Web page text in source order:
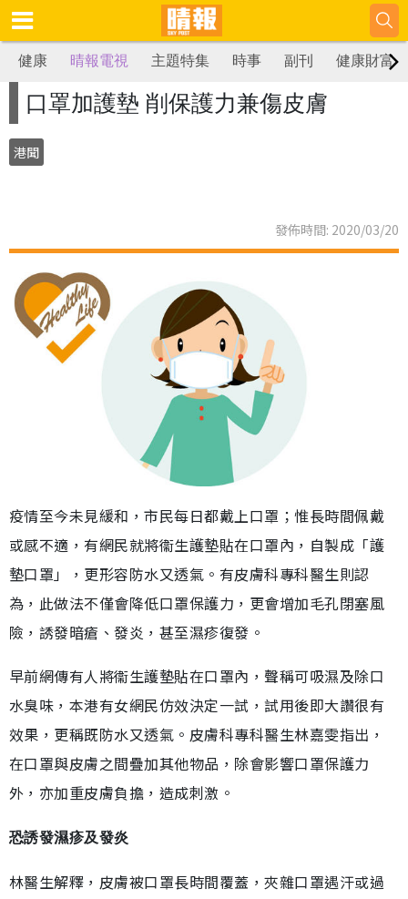
健康 晴報電視 主題特集 時事 副刊 健康財富
口罩加護墊 削保護力兼傷皮膚
港聞
發佈時間: 2020/03/20
疫情至今未見緩和，市民每日都戴上口罩；惟長時間佩戴
或感不適，有網民就將衞生護墊貼在口罩內，自製成「護
墊口罩」，更形容防水又透氣。有皮膚科專科醫生則認
為，此做法不僅會降低口罩保護力，更會增加毛孔閉塞風
險，誘發暗瘡、發炎，甚至濕疹復發。
早前網傳有人將衞生護墊貼在口罩內，聲稱可吸濕及除口
水臭味，本港有女網民仿效決定一試，試用後即大讚很有
效果，更稱既防水又透氣。皮膚科專科醫生林嘉雯指出，
在口罩與皮膚之間疊加其他物品，除會影響口罩保護力
外，亦加重皮膚負擔，造成刺激。
恐誘發濕疹及發炎
林醫生解釋，皮膚被口罩長時間覆蓋，夾雜口罩遇汗或過